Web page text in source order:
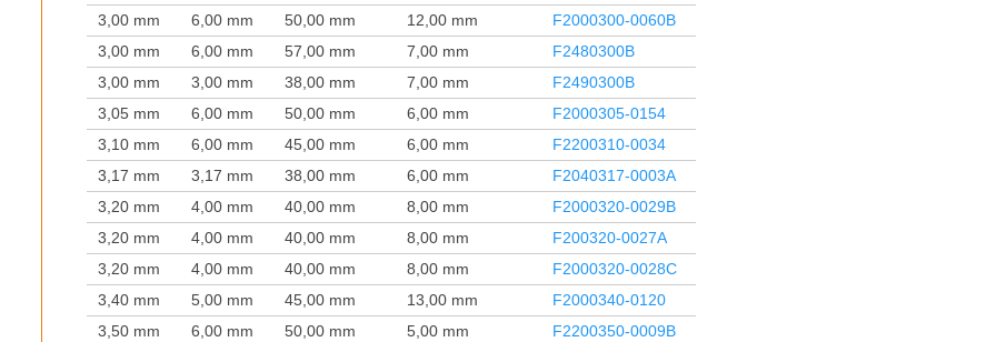
3,00 mm
6,00 mm 50,00 mm 12,00 mm
F2000300-0060B
3,00 mm
6,00 mm 57,00 mm 7,00 mm
F2480300B
3,00 mm
3,00 mm 38,00 mm 7,00 mm
F2490300B
3,05 mm
6,00 mm 50,00 mm 6,00 mm
F2000305-0154
3,10 mm
6,00 mm 45,00 mm 6,00 mm
F2200310-0034
3,17 mm
3,17 mm 38,00 mm 6,00 mm
F2040317-0003A
3,20 mm
4,00 mm 40,00 mm 8,00 mm
F2000320-0029B
3,20 mm
4,00 mm 40,00 mm 8,00 mm
F200320-0027A
3,20 mm
4,00 mm 40,00 mm 8,00 mm
F2000320-0028C
3,40 mm
5,00 mm 45,00 mm 13,00 mm
F2000340-0120
3,50 mm
6,00 mm 50,00 mm 5,00 mm F2200350-0009B